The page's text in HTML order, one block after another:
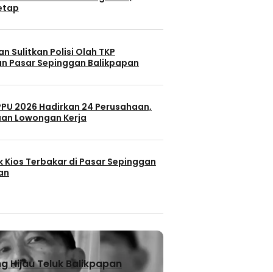
Sulitkan Polisi Olah TKP
Pasar Sepinggan Balikpapan
2026 Hadirkan 24 Perusahaan,
Lowongan Kerja
Kios Terbakar di Pasar Sepinggan
Hijau Teluk Balikpapan